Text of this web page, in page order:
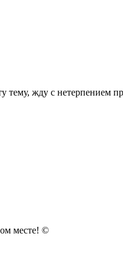
тему, жду с нетерпением
месте! ©